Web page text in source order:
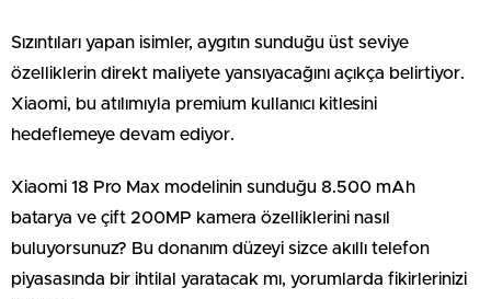
Sızıntıları yapan isimler, aygıtın sunduğu üst seviye
özelliklerin direkt maliyete yansıyacağını açıkça belirtiyor.
Xiaomi, bu atılımıyla premium kullanıcı kitlesini
hedeflemeye devam ediyor.
Xiaomi 18 Pro Max modelinin sunduğu 8.500 mAh
batarya ve çift 200MP kamera özelliklerini nasıl
buluyorsunuz? Bu donanım düzeyi sizce akıllı telefon
piyasasında bir ihtilal yaratacak mı, yorumlarda fikirlerinizi